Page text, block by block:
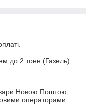
до 2 тонн (Газель)
Новою Поштою,
операторами.